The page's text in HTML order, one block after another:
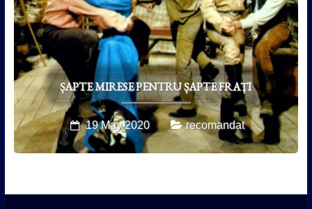
ȘAPTE MIRESE PENTRU ȘAPTE FRAȚI
19 May 2020 recomandat